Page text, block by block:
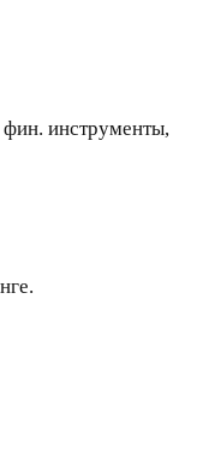
инструменты,